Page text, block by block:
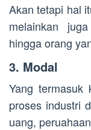
Akan tetapi hal
melainkan
hingga orang
3. Modal
Yang termasuk
proses industri
uang,